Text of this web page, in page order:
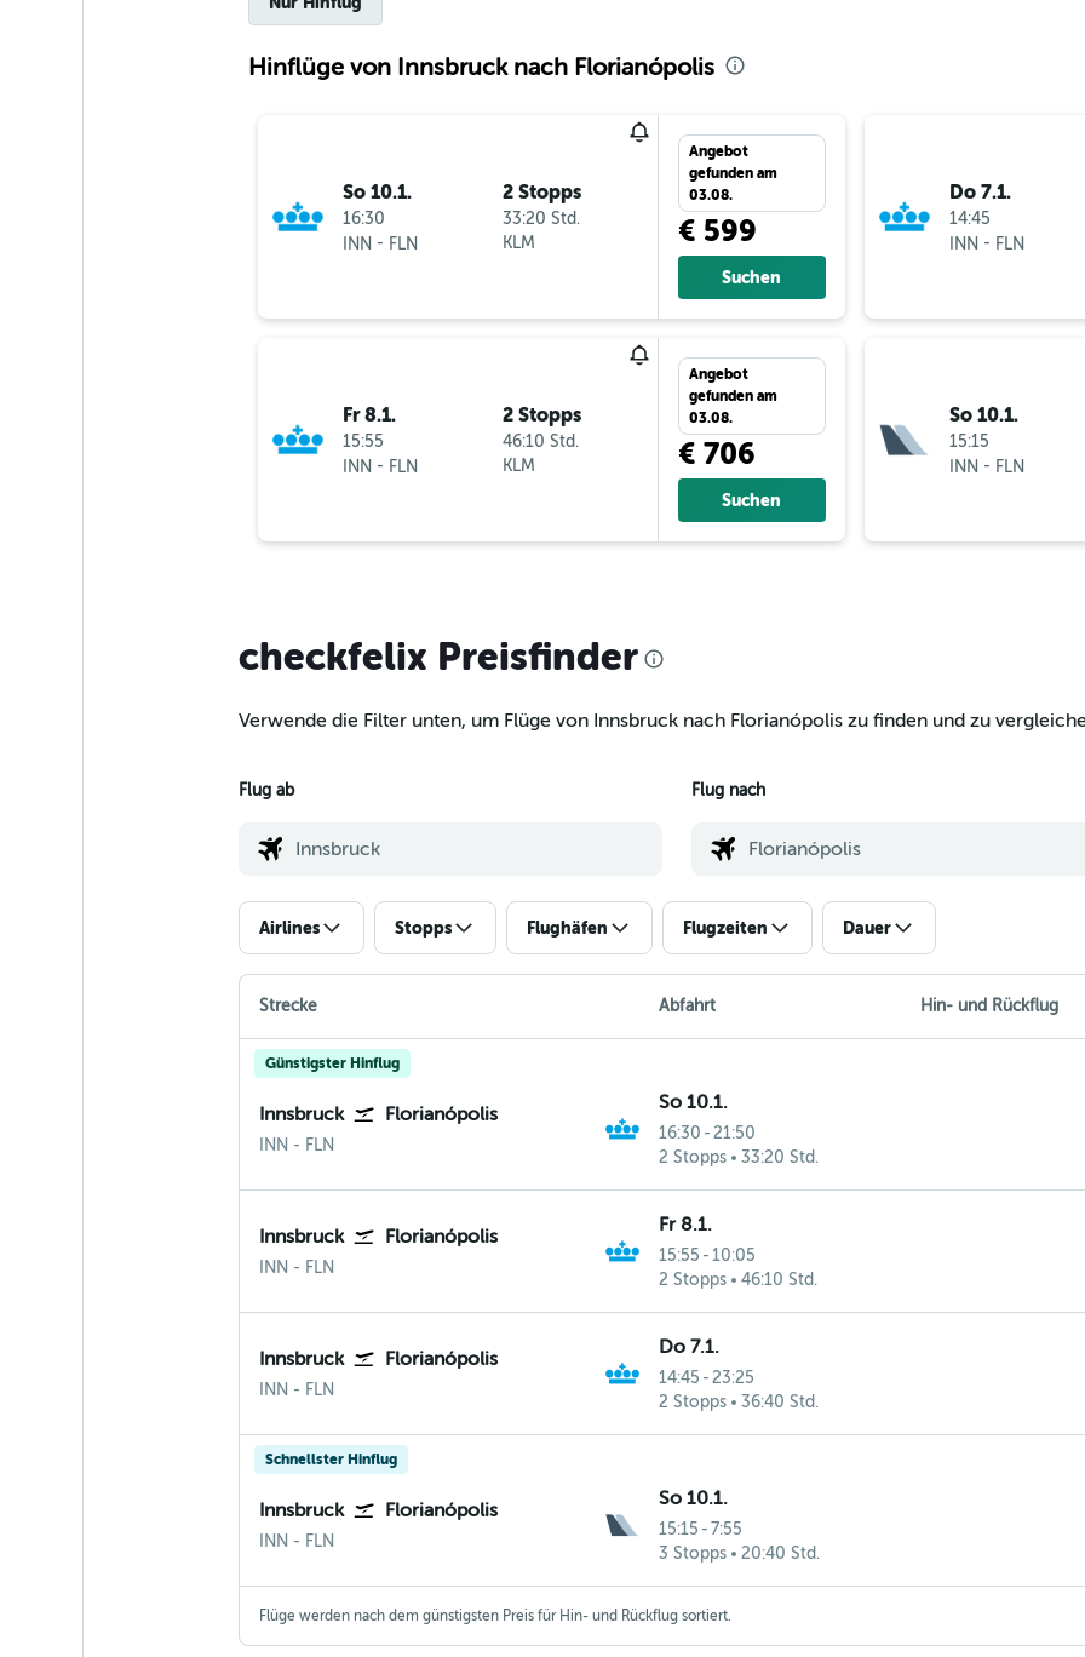
Hinflüge von Innsbruck nach Florianópolis
So 10.1.
16:30
INN - FLN
2 Stopps
33:20 Std.
KLM
Angebot
gefunden am
03.08.
€ 599
Suchen
Fr 8.1.
15:55
INN - FLN
2 Stopps
46:10 Std.
KLM
Angebot
gefunden am
03.08.
€ 706
Suchen
Do 7.1.
14:45
INN - FLN
So 10.1.
15:15
INN - FLN
checkfelix Preisfinder
Verwende die Filter unten, um Flüge von Innsbruck nach Florianópolis zu finden und zu
Flug ab Flug nach
Airlines Stopps Flughäfen Flugzeiten Dauer
Strecke Abfahrt Hin- und Rückflug
Günstigster Hinflug
Innsbruck Florianópolis
INN Innsbruck
- FLN
So 10.1.
16:30 - 21:50
2 Stopps
33:20 Std.
Innsbruck Florianópolis
INN Innsbruck
- FLN
Fr 8.1.
15:55 - 10:05
2 Stopps
46:10 Std.
Innsbruck Florianópolis
INN Innsbruck
- FLN
Do 7.1.
14:45 - 23:25
2 Stopps
36:40 Std.
Schnellster Hinflug
Innsbruck Florianópolis
INN Innsbruck
- FLN
So 10.1.
15:15 - 7:55
3 Stopps
20:40 Std.
Flüge werden nach dem günstigsten Preis für Hin- und Rückflug sortiert.